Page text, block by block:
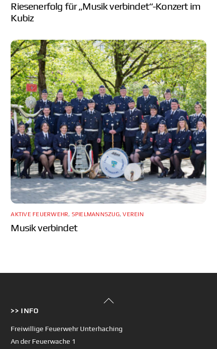
Riesenerfolg für „Musik verbindet“-Konzert im
Kubiz
AKTIVE FEUERWEHR, SPIELMANNSZUG,VEREIN
Musik verbindet
Back
>> INFO
Freiwillige Feuerwehr Unterhaching
An der Feuerwache 1